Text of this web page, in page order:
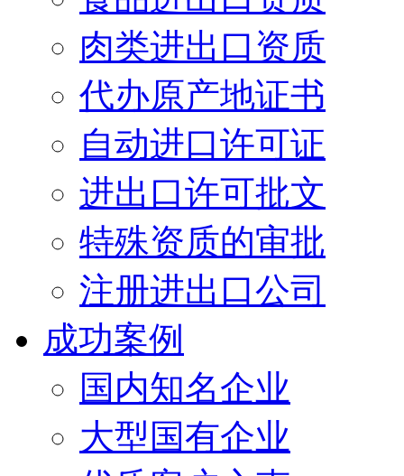
肉类进出口资质
代办原产地证书
自动进口许可证
进出口许可批文
特殊资质的审批
注册进出口公司
成功案例
国内知名企业
大型国有企业